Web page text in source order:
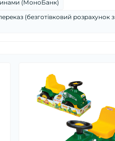
(МоноБанк)
(безготівковий розрахунок з